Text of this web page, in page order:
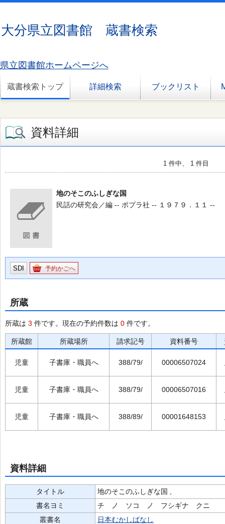
大分県立図書館 蔵書検索
県立図書館ホームページへ
蔵書検索トップ 詳細検索 ブックリスト
資料詳細
1 件中、 1 件目
地のそこのふしぎな国
民話の研究会／編 -- ポプラ社 -- １９７９．１１ --
SDI 予約かごへ
所蔵
所蔵は 3 件です。現在の予約件数は 0 件です。
所蔵館 所蔵場所 請求記号 資料番号
児童 子書庫・職員へ 388/79/ 00006507024
児童 子書庫・職員へ 388/79/ 00006507016
児童 子書庫・職員へ 388/89/ 00001648153
資料詳細
タイトル
地のそこのふしぎな国 ,
書名ヨミ
チ ノ ソコ ノ フシギナ クニ
叢書名
日本むかしばなし